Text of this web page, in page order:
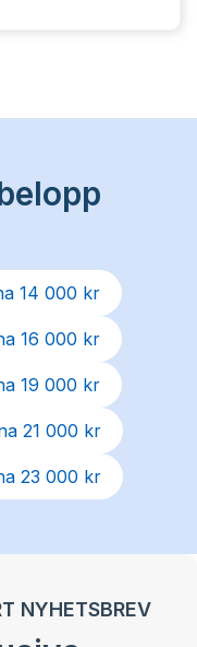
14 000 kr
16 000 kr
19 000 kr
21 000 kr
23 000 kr
NYHETSBREV